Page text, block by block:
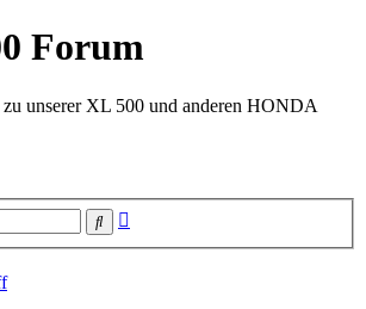
Forum
zu unserer XL 500 und anderen HONDA
Suche